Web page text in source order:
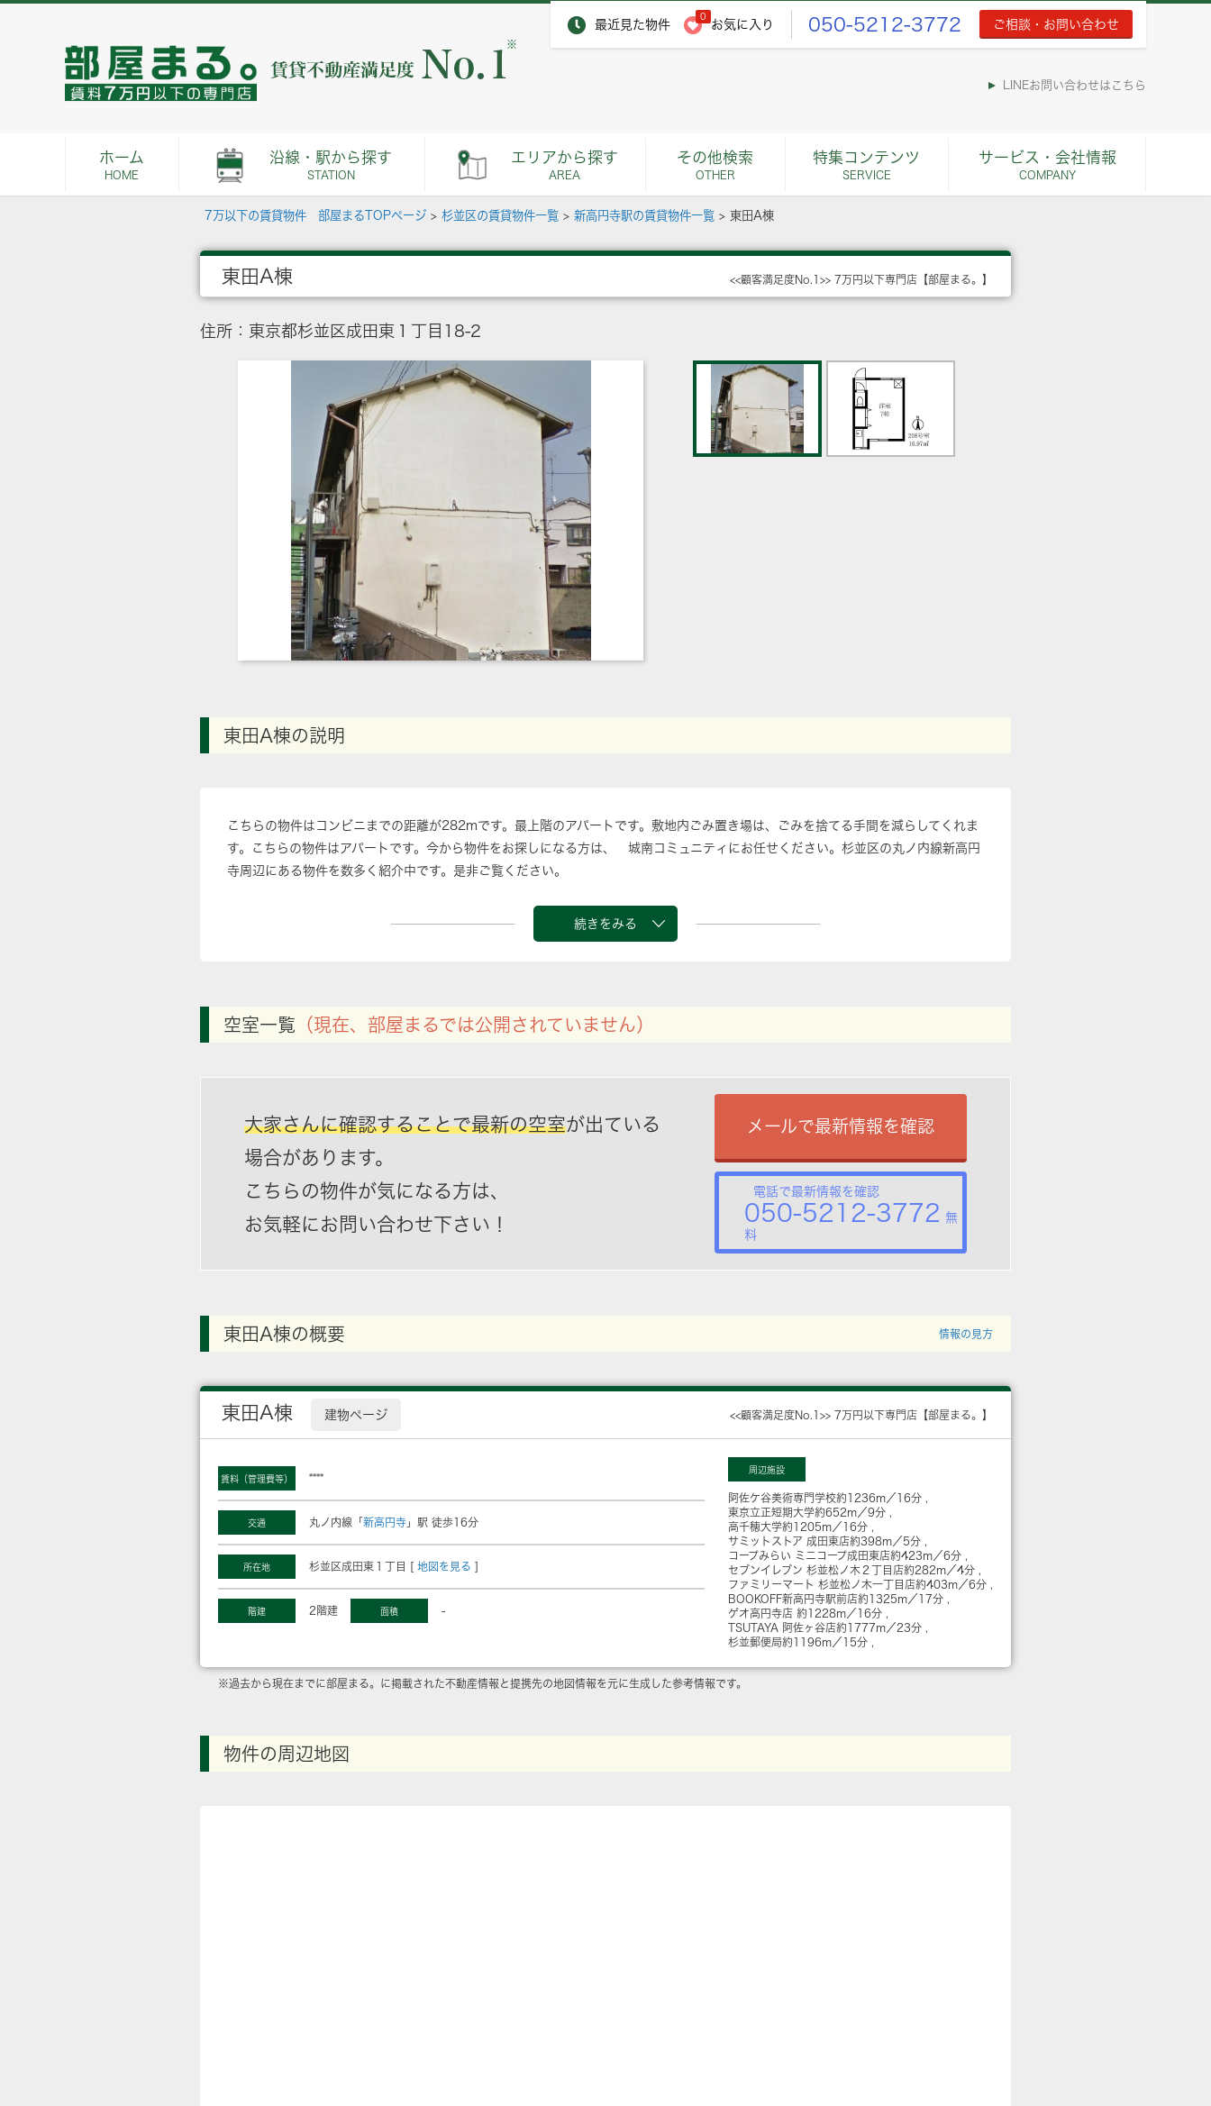
最近見た物件
0
お気に入り 050-5212-3772 ご相談・お問い合わせ
※
LINEお問い合わせはこちら
ホーム
HOME
沿線・駅から探す
STATION
エリアから探す
AREA
その他検索
OTHER
特集コンテンツ
SERVICE
サービス・会社情報
COMPANY
7万以下の賃貸物件 部屋まるTOPページ > 杉並区の賃貸物件一覧 > 新高円寺駅の賃貸物件一覧 > 東田A棟
東田A棟 <<顧客満足度No.1>> 7万円以下専門店【部屋まる。】
住所：東京都杉並区成田東１丁目18-2
東田A棟の説明
こちらの物件はコンビニまでの距離が282mです。最上階のアパートです。敷地内ごみ置き場は、ごみを捨てる手間を減らしてくれま
す。こちらの物件はアパートです。今から物件をお探しになる方は、 城南コミュニティにお任せください。杉並区の丸ノ内線新高円
寺周辺にある物件を数多く紹介中です。是非ご覧ください。
続きをみる
空室一覧 （現在、部屋まるでは公開されていません）
大家さんに確認することで最新の空室が出ている
場合があります。
こちらの物件が気になる方は、
お気軽にお問い合わせ下さい！
メールで最新情報を確認
電話で最新情報を確認
050-5212-3772 無
料
東田A棟の概要 情報の見方
東田A棟 建物ページ <<顧客満足度No.1>> 7万円以下専門店【部屋まる。】
賃料（管理費等） ****
交通 丸ノ内線「 新高円寺 」駅 徒歩16分
所在地 杉並区成田東１丁目 [ 地図を見る ]
階建 2階建 面積 -
周辺施設
阿佐ケ谷美術専門学校約1236m／16分
東京立正短期大学約652m／9分
高千穂大学約1205m／16分
サミットストア 成田東店約398m／5分
コープみらい ミニコープ成田東店約423m／6分
セブンイレブン 杉並松ノ木２丁目店約282m／4分
ファミリーマート 杉並松ノ木一丁目店約403m／6分
BOOKOFF新高円寺駅前店約1325m／17分
ゲオ高円寺店 約1228m／16分
TSUTAYA 阿佐ヶ谷店約1777m／23分
杉並郵便局約1196m／15分
※過去から現在までに部屋まる。に掲載された不動産情報と提携先の地図情報を元に生成した参考情報です。
物件の周辺地図